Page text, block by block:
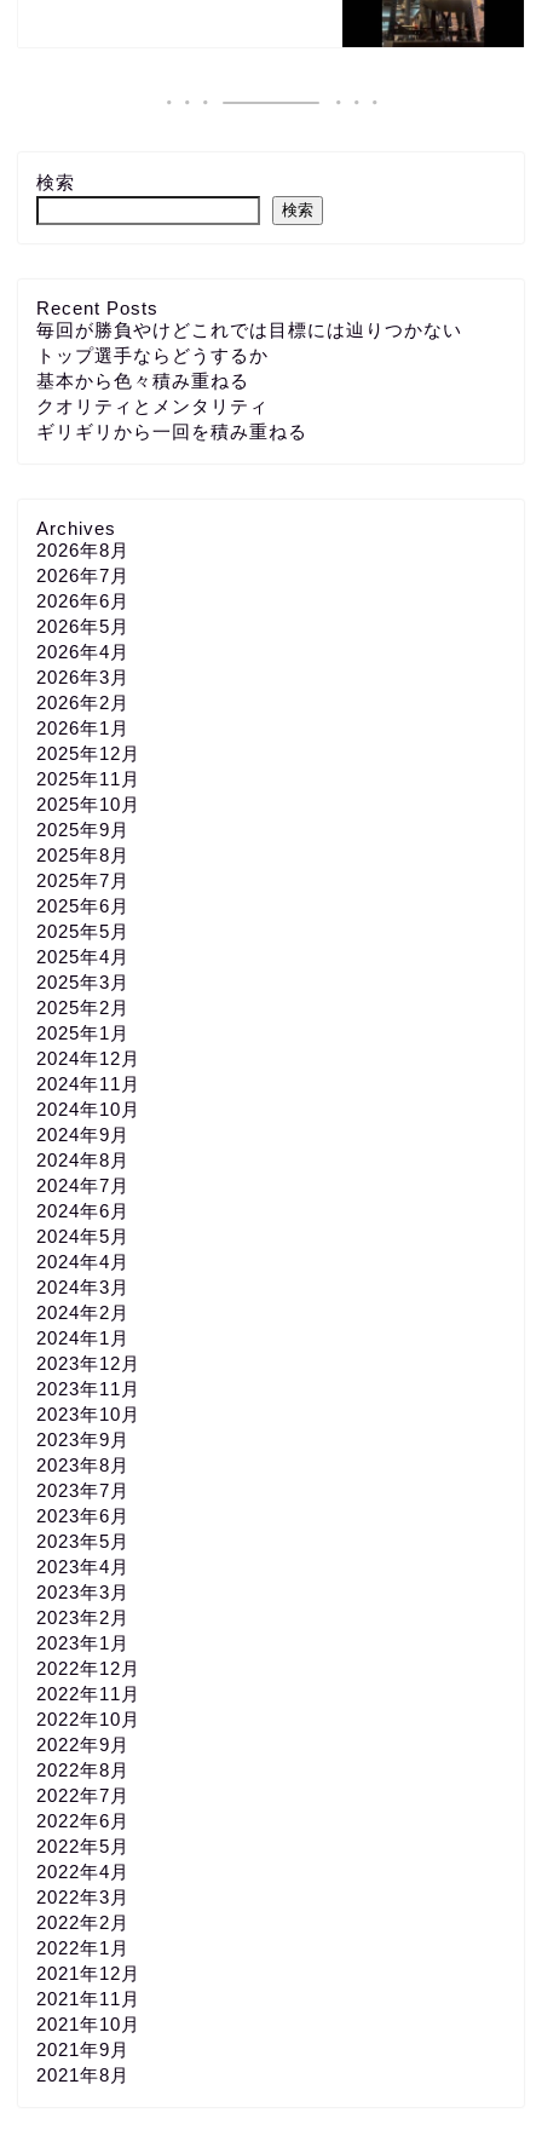
検索
検索
Recent Posts
毎回が勝負やけどこれでは目標には辿りつかない
トップ選手ならどうするか
基本から色々積み重ねる
クオリティとメンタリティ
ギリギリから一回を積み重ねる
Archives
2026年8月
2026年7月
2026年6月
2026年5月
2026年4月
2026年3月
2026年2月
2026年1月
2025年12月
2025年11月
2025年10月
2025年9月
2025年8月
2025年7月
2025年6月
2025年5月
2025年4月
2025年3月
2025年2月
2025年1月
2024年12月
2024年11月
2024年10月
2024年9月
2024年8月
2024年7月
2024年6月
2024年5月
2024年4月
2024年3月
2024年2月
2024年1月
2023年12月
2023年11月
2023年10月
2023年9月
2023年8月
2023年7月
2023年6月
2023年5月
2023年4月
2023年3月
2023年2月
2023年1月
2022年12月
2022年11月
2022年10月
2022年9月
2022年8月
2022年7月
2022年6月
2022年5月
2022年4月
2022年3月
2022年2月
2022年1月
2021年12月
2021年11月
2021年10月
2021年9月
2021年8月